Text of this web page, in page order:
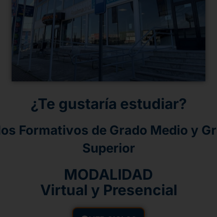
¿Te gustaría estudiar?
Formativos de Grado Medio y
Superior
MODALIDAD
Virtual y Presencial